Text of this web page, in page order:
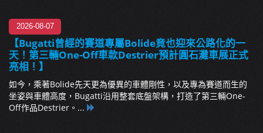
2026-08-07
【Bugatti曾經的賽道專屬Bolide竟也迎來公路化的一
天！第三輛One-Off車款Destrier預計圓石灘車展正式
亮相！】
如今，乘著Bolide先天更為優異的車體剛性，以及專為賽道而生的
坐姿與車體高度，Bugatti沿用整套底盤架構，打造了第三輛One-
Off作品Destrier。...